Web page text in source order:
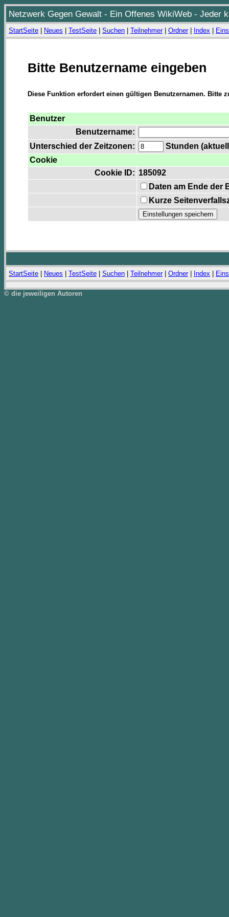
Netzwerk Gegen Gewalt - Ein Offenes WikiWeb - Jeder
StartSeite Neues TestSeite Suchen Teilnehmer| Ordner| Index
Bitte Benutzername eingeben
Diese Funktion erfordert einen gültigen Benutzernamen. Bitte
Benutzer
Benutzername:
Unterschied der Zeitzonen:
Stunden
Cookie
Cookie ID: 185092
Daten am Ende der
Kurze
StartSeite Neues TestSeite Suchen Teilnehmer| Ordner| Index
© die jeweiligen Autoren